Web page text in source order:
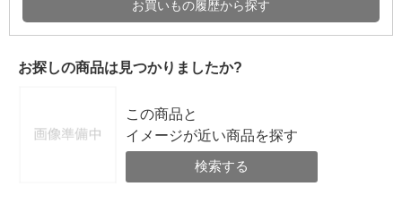
お買いもの履歴から探す
お探しの商品は見つかりましたか?
この商品と
イメージが近い商品を探す
検索する